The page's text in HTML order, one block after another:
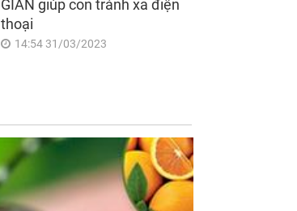
GIẢN giúp con tránh xa điện
thoại
14:54 31/03/2023